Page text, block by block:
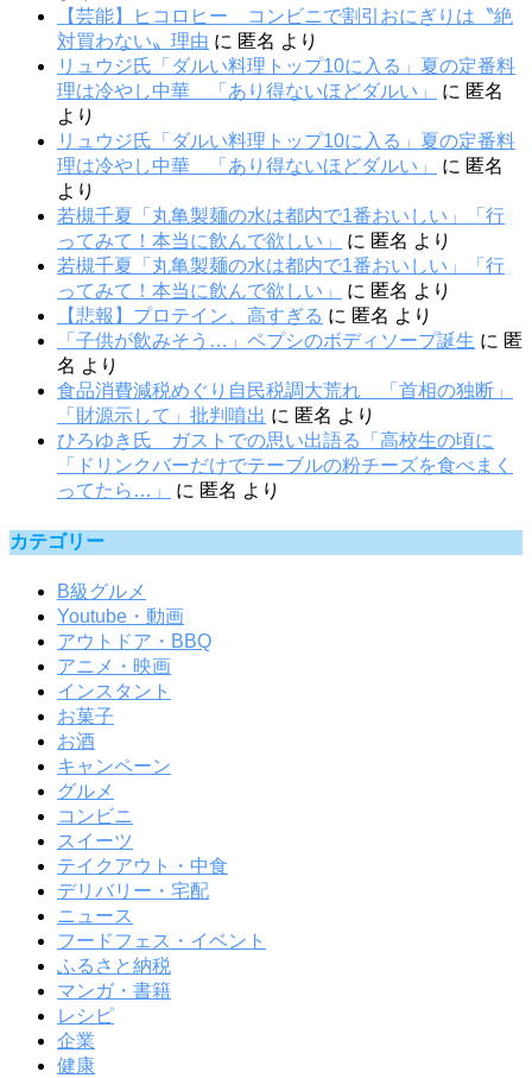
【芸能】ヒコロヒー コンビニで割引おにぎりは〝絶
対買わない〟理由 に 匿名 より
リュウジ氏「ダルい料理トップ10に入る」夏の定番料
理は冷やし中華 「あり得ないほどダルい」
に 匿名
より
リュウジ氏「ダルい料理トップ10に入る」夏の定番料
理は冷やし中華 「あり得ないほどダルい」
に 匿名
より
若槻千夏「丸亀製麺の水は都内で1番おいしい」「行
ってみて！本当に飲んで欲しい」
に 匿名 より
若槻千夏「丸亀製麺の水は都内で1番おいしい」「行
ってみて！本当に飲んで欲しい」
に 匿名 より
【悲報】プロテイン、高すぎる に 匿名 より
「子供が飲みそう…」ペプシのボディソープ誕生 に 匿
名 より
食品消費減税めぐり自民税調大荒れ 「首相の独断」
「財源示して」批判噴出 に 匿名 より
ひろゆき氏 ガストでの思い出語る「高校生の頃に
「ドリンクバーだけでテーブルの粉チーズを食べまく
ってたら…」
に 匿名 より
カテゴリー
B級グルメ
Youtube・動画
アウトドア・BBQ
アニメ・映画
インスタント
お菓子
お酒
キャンペーン
グルメ
コンビニ
スイーツ
テイクアウト・中食
デリバリー・宅配
ニュース
フードフェス・イベント
ふるさと納税
マンガ・書籍
レシピ
企業
健康